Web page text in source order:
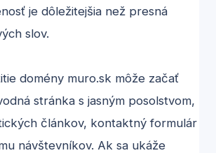
je dôležitejšia než presná
slov.
domény muro.sk môže začať
stránka s jasným posolstvom,
článkov, kontaktný formulár
návštevníkov. Ak sa ukáže